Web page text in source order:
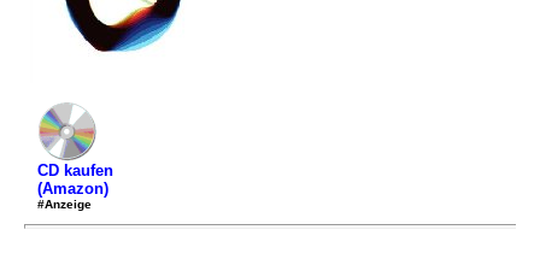
CD kaufen
(Amazon)
#Anzeige